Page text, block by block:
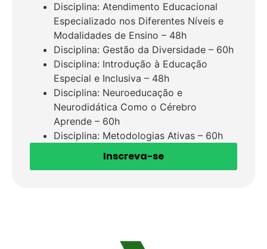
Disciplina: Atendimento Educacional
Especializado nos Diferentes Níveis e
Modalidades de Ensino – 48h
Disciplina: Gestão da Diversidade – 60h
Disciplina: Introdução à Educação
Especial e Inclusiva – 48h
Disciplina: Neuroeducação e
Neurodidática Como o Cérebro
Aprende – 60h
Disciplina: Metodologias Ativas – 60h
Inscreva-se